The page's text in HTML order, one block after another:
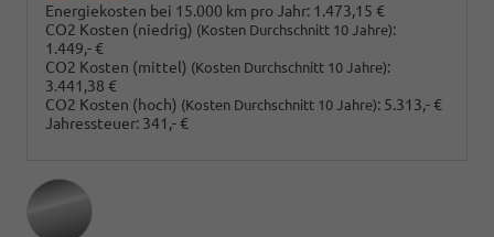
Energiekosten bei 15.000 km pro Jahr: 1.473,15 €
CO2 Kosten (niedrig) (Kosten Durchschnitt 10 Jahre):
1.449,- €
CO2 Kosten (mittel) (Kosten Durchschnitt 10 Jahre):
3.441,38 €
CO2 Kosten (hoch) (Kosten Durchschnitt 10 Jahre): 5.313,- €
Jahressteuer: 341,- €